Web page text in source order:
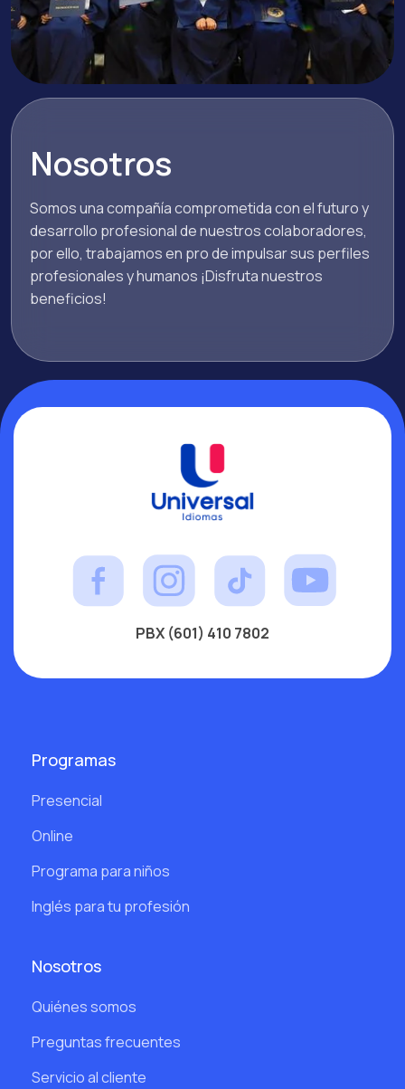
Nosotros
Somos una compañía comprometida con el futuro y
desarrollo profesional de nuestros colaboradores,
por ello, trabajamos en pro de impulsar sus perfiles
profesionales y humanos ¡Disfruta nuestros
beneficios!
PBX (601) 410 7802
Programas
Presencial
Online
Programa para niños
Inglés para tu profesión
Nosotros
Quiénes somos
Preguntas frecuentes
Servicio al cliente